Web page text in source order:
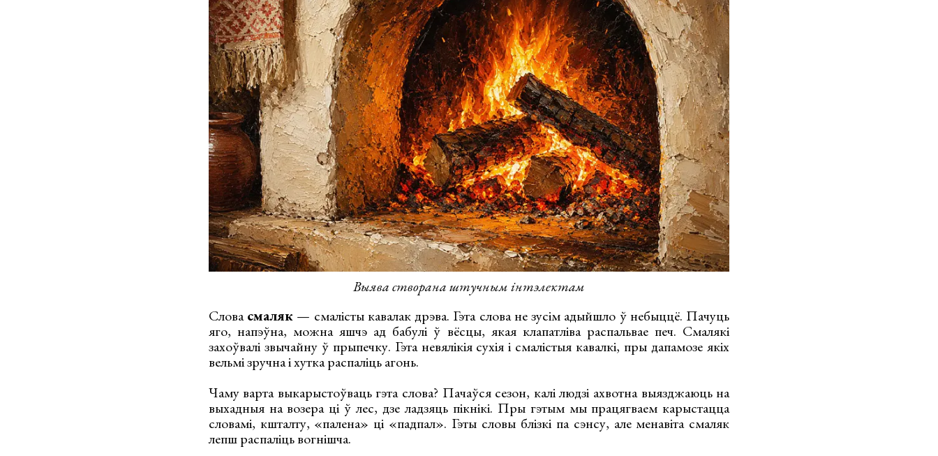
Выява створана штучным інтэлектам
Словасмаляк— смалісты кавалак дрэва. Гэта слова не зусім адыйшло ў небыццё. Пачуць
яго, напэўна, можна яшчэ ад бабулі ў вёсцы, якая клапатліва распальвае печ. Смалякі
захоўвалі звычайну ў прыпечку. Гэта невялікія сухія і смалістыя кавалкі, пры дапамозе якіх
вельмі зручна і хутка распаліць агонь.
Чаму варта выкарыстоўваць гэта слова? Пачаўся сезон, калі людзі ахвотна выязджаюць на
выхадныя на возера ці ў лес, дзе ладзяць пікнікі. Пры гэтым мы працягваем карыстацца
словамі, кшталту, «палена» ці «падпал». Гэты словы блізкі па сэнсу, але менавіта смаляк
лепш распаліць вогнішча.